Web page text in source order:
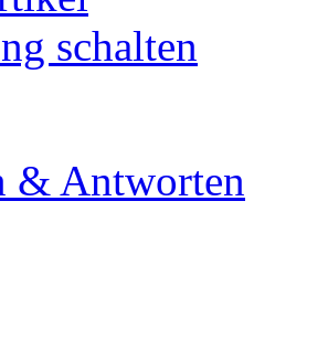
schalten
& Antworten